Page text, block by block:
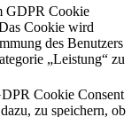
GDPR Cookie
Cookie wird
des Benutzers
„Leistung“ zu
Cookie Consent
zu speichern, ob